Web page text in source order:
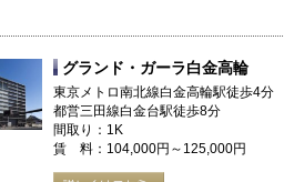
グランド・ガーラ白金高輪
東京メトロ南北線白金高輪駅徒歩4分
都営三田線白金台駅徒歩8分
間取り：1K
賃 料：104,000円～125,000円